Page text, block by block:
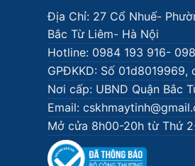
Địa Chỉ: 27 Cổ Nhuế-
Bắc Từ Liêm- Hà Nội
Hotline: 0984 193 916-
GPĐKKD: Số
Nơi cấp: UBND Quận Bắc
Email:
Mở cửa 8h00-20h từ Thứ